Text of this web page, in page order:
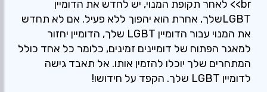
<br> לאחר תקופת המנוי, יש לחדש את הדומיין
LGBTשלך, אחרת הוא יהפוך ללא פעיל. אם לא תחדש
את המנוי עבור הדומיין LGBT שלך, הדומיין יחזור
למאגר הפתוח של דומיינים זמינים, כלומר כל אחד כולל
המתחרים שלך יוכלו להזמין אותו. אל תאבד גישה
לדומיין LGBT שלך. הקפד על חידושו!